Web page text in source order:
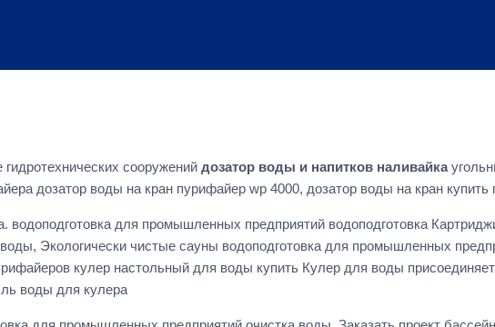
сооружений дозатор воды и напитков наливайка
дозатор воды на кран пурифайер wp 4000, дозатор воды на кран
для промышленных предприятий водоподготовка
Экологически чистые сауны водоподготовка для промышленных
кулер настольный для воды купить Кулер для воды
воды для кулера